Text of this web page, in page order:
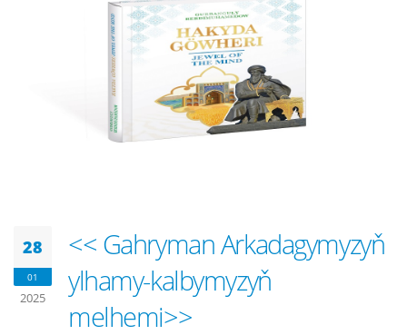
28
01
2025
<< Gahryman Arkadagymyzyň
ylhamy-kalbymyzyň
melhemi>>